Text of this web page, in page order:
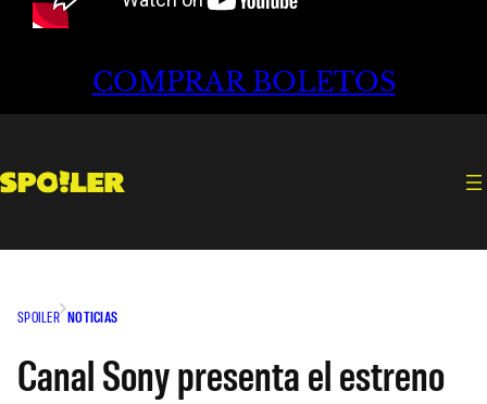
COMPRAR BOLETOS
SPOILER NOTICIAS
Canal Sony presenta el estreno